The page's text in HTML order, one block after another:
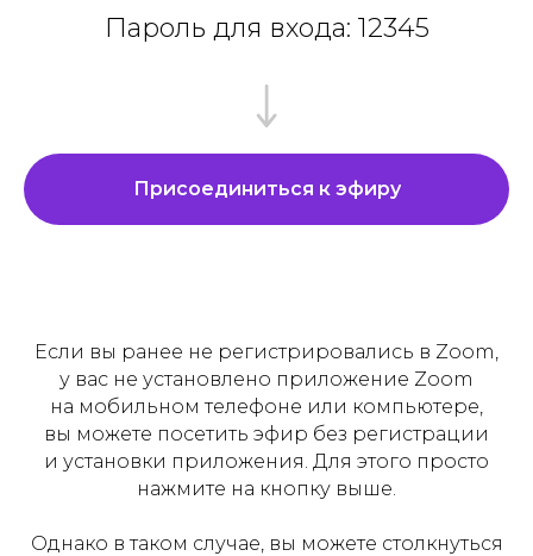
Пароль для входа: 12345
Присоединиться к эфиру
Если вы ранее не регистрировались в Zoom,
у вас не установлено приложение Zoom
на мобильном телефоне или компьютере,
вы можете посетить эфир без регистрации
и установки приложения. Для этого просто
нажмите на кнопку выше.
Однако в таком случае, вы можете столкнуться